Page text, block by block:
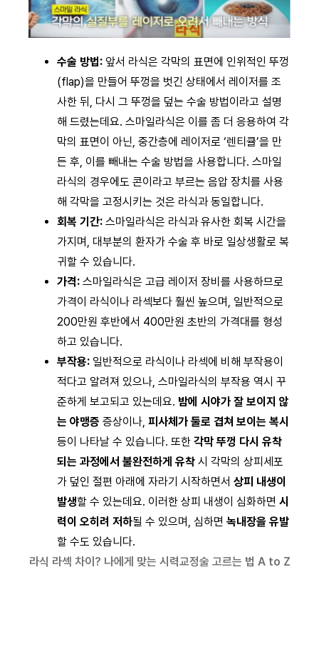
수술 방법: 앞서 라식은 각막의 표면에 인위적인 뚜껑
(flap)을 만들어 뚜껑을 벗긴 상태에서 레이저를 조
사한 뒤, 다시 그 뚜껑을 덮는 수술 방법이라고 설명
해 드렸는데요. 스마일라식은 이를 좀 더 응용하여 각
막의 표면이 아닌, 중간층에 레이저로 ‘렌티큘’을 만
든 후, 이를 빼내는 수술 방법을 사용합니다. 스마일
라식의 경우에도 콘이라고 부르는 음압 장치를 사용
해 각막을 고정시키는 것은 라식과 동일합니다.
회복 기간: 스마일라식은 라식과 유사한 회복 시간을
가지며, 대부분의 환자가 수술 후 바로 일상생활로 복
귀할 수 있습니다.
가격: 스마일라식은 고급 레이저 장비를 사용하므로
가격이 라식이나 라섹보다 훨씬 높으며, 일반적으로
200만원 후반에서 400만원 초반의 가격대를 형성
하고 있습니다.
부작용: 일반적으로 라식이나 라섹에 비해 부작용이
적다고 알려져 있으나, 스마일라식의 부작용 역시 꾸
준하게 보고되고 있는데요. 밤에 시야가 잘 보이지 않
는 야맹증 증상이나, 피사체가 둘로 겹쳐 보이는 복시
등이 나타날 수 있습니다. 또한 각막 뚜껑 다시 유착
되는 과정에서 불완전하게 유착 시 각막의 상피세포
가 덮인 절편 아래에 자라기 시작하면서 상피 내생이
발생할 수 있는데요. 이러한 상피 내생이 심화하면 시
력이 오히려 저하될 수 있으며, 심하면 녹내장을 유발
할 수도 있습니다.
라식 라섹 차이? 나에게 맞는 시력교정술 고르는 법 A to Z